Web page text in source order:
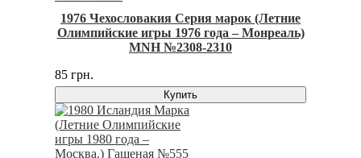
1976 Чехословакия Серия марок (Летние
Олимпийские игры 1976 года – Монреаль)
MNH №2308-2310
85 грн.
Купить